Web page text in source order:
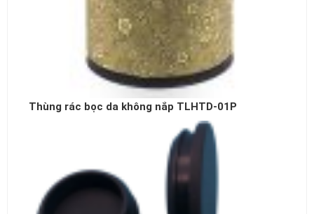
Thùng rác bọc da không nắp TLHTD-01P